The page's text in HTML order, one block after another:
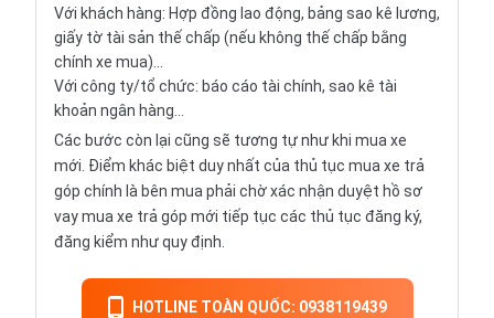
Với khách hàng: Hợp đồng lao động, bảng sao kê lương,
giấy tờ tài sản thế chấp (nếu không thế chấp bằng
chính xe mua)...
Với công ty/tổ chức: báo cáo tài chính, sao kê tài
khoản ngân hàng...
Các bước còn lại cũng sẽ tương tự như khi mua xe
mới. Điểm khác biệt duy nhất của thủ tục mua xe trả
góp chính là bên mua phải chờ xác nhận duyệt hồ sơ
vay mua xe trả góp mới tiếp tục các thủ tục đăng ký,
đăng kiểm như quy định.
HOTLINE TOÀN QUỐC: 0938119439